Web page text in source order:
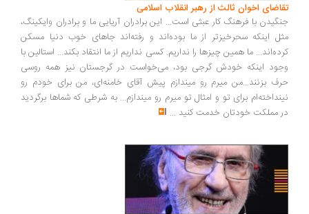
اخوان ثالث از رهبر انقلاب اسلامی
با فرهنگ کار عبثی است... این برادران آریایی ما و برادران وایکینگ،
اینکه سحرخیزتر از ما بوده‌اند و رفته‌اند جاهای خوب دنیا مسکن
ما همین چیزها را نداریم. کسی نداریم از ما انتقاد بکند... استالین با
اینکه خودش گرجی بود، می‌خواست در گرجستان نیز همه روسی
بزنند...من میرم رو میندازم پیش آقای خامنه‌ای، من برای خودم رو
برای تو و امثال تو میرم رو میندازم... به شرطی که شماها برگردید
مملکت خودتان خدمت کنید...